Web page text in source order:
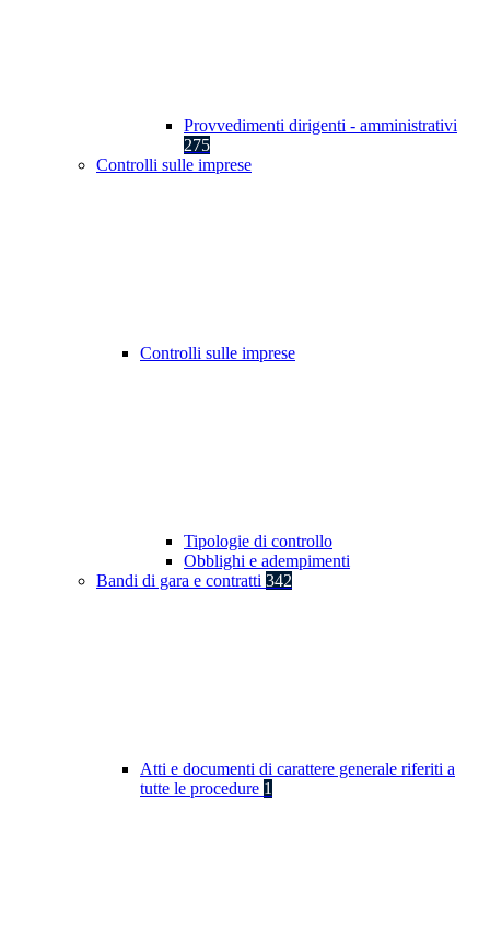
Provvedimenti dirigenti - amministrativi
275
Controlli sulle imprese
Controlli sulle imprese
Tipologie di controllo
Obblighi e adempimenti
Bandi di gara e contratti 342
Atti e documenti di carattere generale riferiti a
tutte le procedure 1